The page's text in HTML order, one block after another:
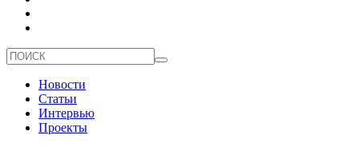
Новости
Статьи
Интервью
Проекты